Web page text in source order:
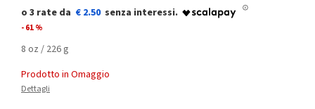
€ 2.50
- 61 %
8 oz / 226 g
Prodotto in Omaggio
Dettagli